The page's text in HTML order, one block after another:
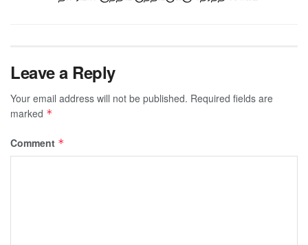
Leave a Reply
Your email address will not be published. Required fields are
marked *
Comment *